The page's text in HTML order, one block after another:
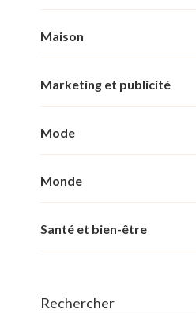
Maison
Marketing et publicité
Mode
Monde
Santé et bien-être
Rechercher